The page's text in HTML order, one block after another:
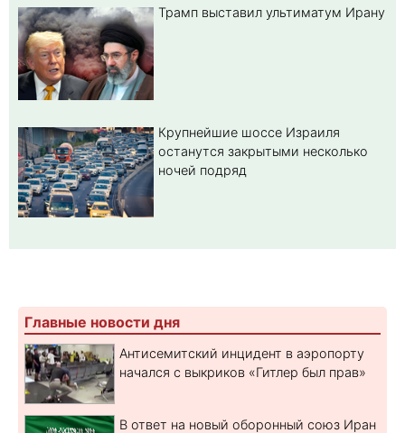
Трамп выставил ультиматум Ирану
Крупнейшие шоссе Израиля
останутся закрытыми несколько
ночей подряд
Главные новости дня
Антисемитский инцидент в аэропорту
начался с выкриков «Гитлер был прав»
В ответ на новый оборонный союз Иран